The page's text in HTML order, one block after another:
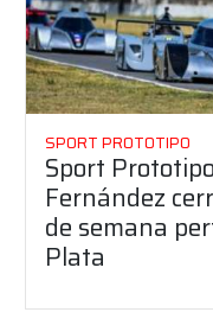
SPORT PROTOTIPO
Sport
Fernández
de semana
Plata